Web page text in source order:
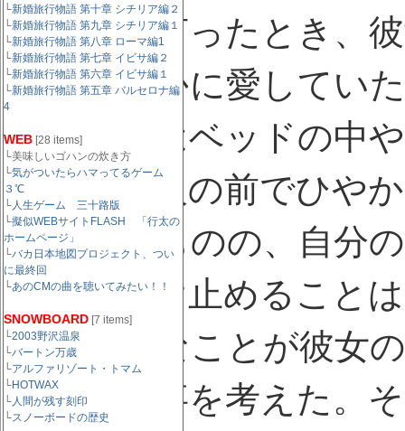
└新婚旅行物語 第十章 シチリア編２
└新婚旅行物語 第九章 シチリア編１
└新婚旅行物語 第八章 ローマ編1
└新婚旅行物語 第七章 イビサ編２
└新婚旅行物語 第六章 イビサ編１
└新婚旅行物語 第五章 バルセロナ編
4
WEB [28 items]
└美味しいゴハンの炊き方
└気がついたらハマってるゲーム
３℃
└人生ゲーム 三十路版
└擬似WEBサイトFLASH 「行太の
ホームページ」
└バカ日本地図プロジェクト、つい
に最終回
└あのCMの曲を聴いてみたい！！
SNOWBOARD [7 items]
└2003野沢温泉
└バートン万歳
└アルファリゾート・トマム
└HOTWAX
└人間が残す刻印
└スノーボードの歴史
彼がそう言ったとき、
ことは確かに愛してい
でも彼女はベッドの中
とき、友人の前でひや
とはあるものの、自分
文字は受け止めること
いろいろなことが彼女
に多くの事を考えた。